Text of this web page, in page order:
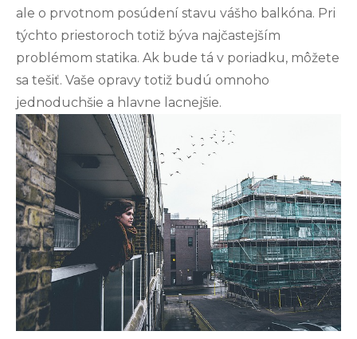
ale o prvotnom posúdení stavu vášho balkóna. Pri
týchto priestoroch totiž býva najčastejším
problémom statika. Ak bude tá v poriadku, môžete
sa tešiť. Vaše opravy totiž budú omnoho
jednoduchšie a hlavne lacnejšie.